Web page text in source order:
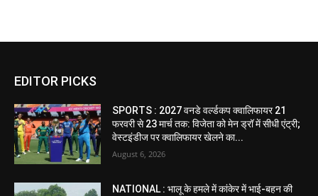
EDITOR PICKS
SPORTS : 2027 वनडे वर्ल्डकप क्वालिफायर 21
फरवरी से 23 मार्च तक: विजेता को मेन ड्रॉ में सीधी एंट्री;
वेस्टइंडीज पर क्वालिफायर खेलने का...
August 6, 2026
NATIONAL : भालू के हमले में कांकेर में भाई-बहन की